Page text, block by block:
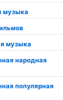
музыка
музыка
народная
популярная